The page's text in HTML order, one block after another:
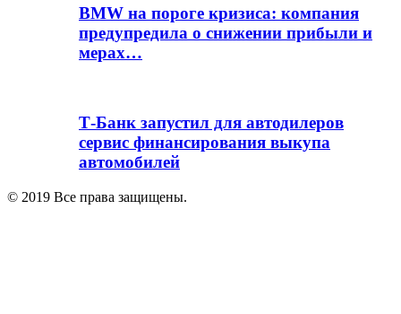
BMW на пороге кризиса: компания
предупредила о снижении прибыли и
мерах…
Т-Банк запустил для автодилеров
сервис финансирования выкупа
автомобилей
© 2019 Все права защищены.